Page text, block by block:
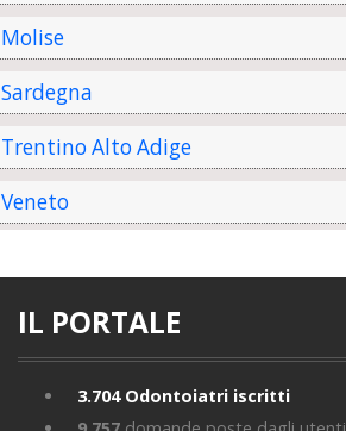
Molise
Sardegna
Trentino Alto Adige
Veneto
IL PORTALE
3.704Odontoiatri iscritti